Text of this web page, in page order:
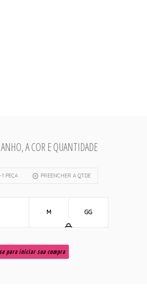
A COR E QUANTIDADE
-1 PEÇA PREENCHER A QTDE
M GG
para iniciar sua compra